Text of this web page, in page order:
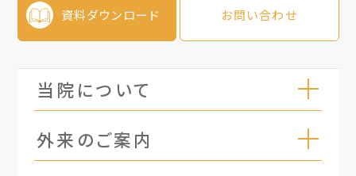
資料ダウンロード お問い合わせ
当院について
外来のご案内